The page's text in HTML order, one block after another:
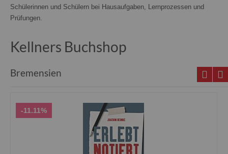
Schülerinnen und Schülern bei Hausaufgaben, Lernprozessen und
Prüfungen.
Kellners Buchshop
Bremensien
-11.11%